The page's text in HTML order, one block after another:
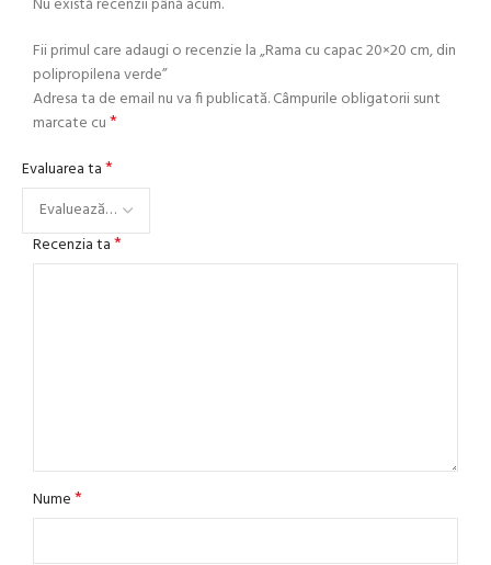
Nu există recenzii până acum.
Fii primul care adaugi o recenzie la „Rama cu capac 20×20 cm, din
polipropilena verde”
Adresa ta de email nu va fi publicată.Câmpurile obligatorii sunt
marcate cu*
Evaluarea ta*
Recenzia ta*
Nume*